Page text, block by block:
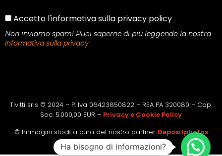
Accetto l'informativa sulla privacy policy
Non inviamo spam! Puoi saperne di più leggendo la nostra
Informativa sulla privacy
Tivitti srls © 2024 – P. Iva 06423850822 – REA PA 320080 – Cap.
Soc. 5.000,00 EUR – Privacy e Cookie Policy
© Immagini stock a cura del nostro partner Depositphotos
Ha bisogno di informazioni?